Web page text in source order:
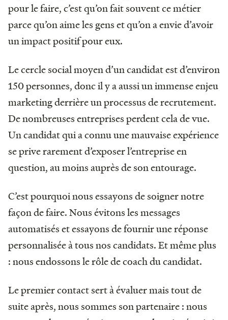
pour le faire, c’est qu’on fait souvent ce métier
parce qu’on aime les gens et qu’on a envie d’avoir
un impact positif pour eux.
Le cercle social moyen d’un candidat est d’environ
150 personnes, donc il y a aussi un immense enjeu
marketing derrière un processus de recrutement.
De nombreuses entreprises perdent cela de vue.
Un candidat qui a connu une mauvaise expérience
se prive rarement d’exposer l’entreprise en
question, au moins auprès de son entourage.
C’est pourquoi nous essayons de soigner notre
façon de faire. Nous évitons les messages
automatisés et essayons de fournir une réponse
personnalisée à tous nos candidats. Et même plus
: nous endossons le rôle de coach du candidat.
Le premier contact sert à évaluer mais tout de
suite après, nous sommes son partenaire : nous